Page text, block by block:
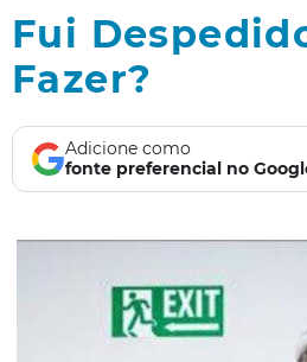
Fui
Fazer?
Adicione como
fonte preferencial no